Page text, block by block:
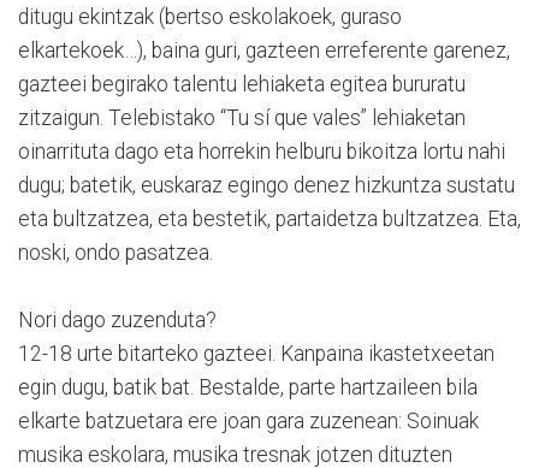
ditugu ekintzak (bertso eskolakoek, guraso
elkartekoek…), baina guri, gazteen erreferente garenez,
gazteei begirako talentu lehiaketa egitea bururatu
zitzaigun. Telebistako “Tu sí que vales” lehiaketan
oinarrituta dago eta horrekin helburu bikoitza lortu nahi
dugu; batetik, euskaraz egingo denez hizkuntza sustatu
eta bultzatzea, eta bestetik, partaidetza bultzatzea. Eta,
noski, ondo pasatzea.
Nori dago zuzenduta?
12-18 urte bitarteko gazteei. Kanpaina ikastetxeetan
egin dugu, batik bat. Bestalde, parte hartzaileen bila
elkarte batzuetara ere joan gara zuzenean: Soinuak
musika eskolara, musika tresnak jotzen dituzten